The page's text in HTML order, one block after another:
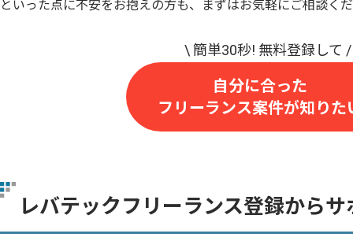
といった点に不安をお抱えの方も、まずはお気軽にご相談く
自分に合った
フリーランス案件が知りた
レバテックフリーランス登録から